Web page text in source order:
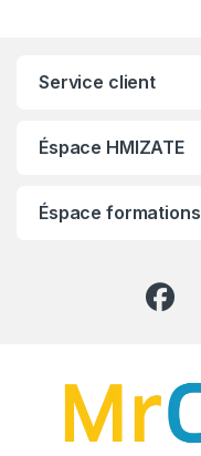
Service client
Éspace HMIZATE
Éspace formations